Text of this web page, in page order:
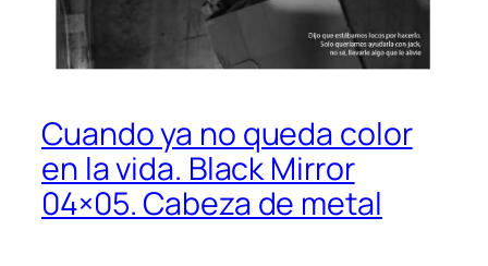
Cuando ya no queda color
en la vida. Black Mirror
04×05. Cabeza de metal